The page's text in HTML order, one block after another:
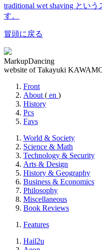
traditional wet shaving とい
す。
冒頭に戻る
MarkupDancing
website of Takayuki
Front
About ( en )
History
Pcs
Favs
World & Society
Science & Math
Technology & Security
Arts & Design
History & Geography
Business & Economics
Philosophy
Miscellaneous
Book Reviews
Features
Hail2u